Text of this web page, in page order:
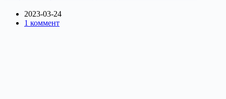
2023-03-24
1 коммент